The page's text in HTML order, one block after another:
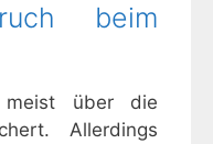
beim
meist über die
Allerdings